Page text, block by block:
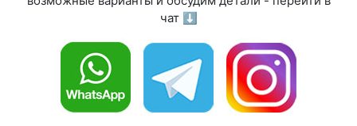
чат ⬇